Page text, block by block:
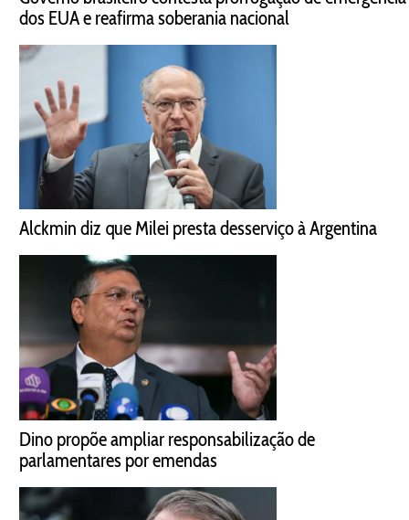
dos EUA e reafirma soberania nacional
Alckmin diz que Milei presta desserviço à Argentina
Dino propõe ampliar responsabilização de
parlamentares por emendas